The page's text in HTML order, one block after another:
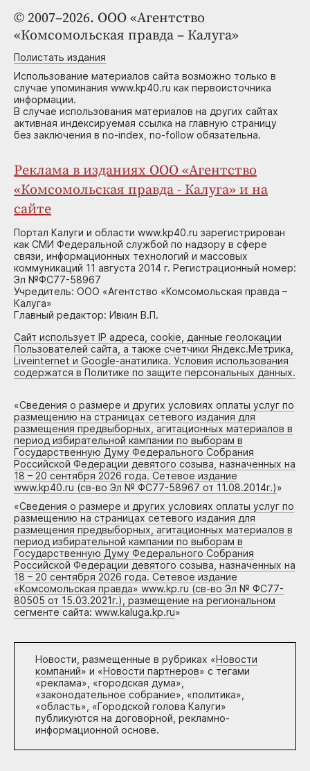
© 2007–2026. ООО «Агентство
«Комсомольская правда – Калуга»
Полистать издания
Использование материалов сайта возможно только в
случае упоминания www.kp40.ru как первоисточника
информации.
В случае использования материалов на других сайтах
активная индексируемая ссылка на главную страницу
без заключения в no-index, no-follow обязательна.
Реклама в изданиях ООО «Агентство
«Комсомольская правда - Калуга» и на
сайте
Портал Калуги и области www.kp40.ru зарегистрирован
как СМИ Федеральной службой по надзору в сфере
связи, информационных технологий и массовых
коммуникаций 11 августа 2014 г. Регистрационный номер:
Эл №ФС77-58967
Учредитель: ООО «Агентство «Комсомольская правда –
Калуга»
Главный редактор: Ивкин В.П.
Сайт использует IP адреса, cookie, данные геолокации
Пользователей сайта, а также счетчики Яндекс.Метрика,
Liveinternet и Google-анатилика. Условия использования
содержатся в Политике по защите персональных данных.
«Сведения о размере и других условиях оплаты услуг по
размещению на страницах сетевого издания для
размещения предвыборных, агитационных материалов в
период избирательной кампании по выборам в
Государственную Думу Федерального Собрания
Российской Федерации девятого созыва, назначенных на
18 – 20 сентября 2026 года. Сетевое издание
www.kp40.ru (св-во Эл № ФС77-58967 от 11.08.2014г.)»
«Сведения о размере и других условиях оплаты услуг по
размещению на страницах сетевого издания для
размещения предвыборных, агитационных материалов в
период избирательной кампании по выборам в
Государственную Думу Федерального Собрания
Российской Федерации девятого созыва, назначенных на
18 – 20 сентября 2026 года. Сетевое издание
«Комсомольская правда» www.kp.ru (св-во Эл № ФС77-
80505 от 15.03.2021г.), размещение на региональном
сегменте сайта: www.kaluga.kp.ru»
Новости, размещенные в рубриках «Новости
компаний» и «Новости партнеров» с тегами
«реклама», «городская дума»,
«законодательное собрание», «политика»,
«область», «Городской голова Калуги»
публикуются на договорной, рекламно-
информационной основе.